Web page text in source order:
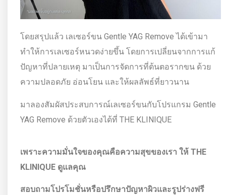
โดยสรุปแล้ว เลเซอร์ขน Gentle YAG Remove ได้เข้ามา
ทำให้การเลเซอร์หนวดง่ายขึ้น โดยการเปลี่ยนจากการแก้
ปัญหาที่ปลายเหตุ มาเป็นการจัดการที่ต้นตอรากขน ด้วย
ความปลอดภัย อ่อนโยน และให้ผลลัพธ์ที่ยาวนาน
มาลองสัมผัสประสบการณ์เลเซอร์ขนกับโปรแกรม Gentle
YAG Remove ด้วยตัวเองได้ที่ THE KLINIQUE
เพราะความมั่นใจของคุณคือความสุขของเรา ให้ THE
KLINIQUE ดูแลคุณ
สอบถามโปรโมชั่นหรือปรึกษาปัญหาผิวและรูปร่างฟรี